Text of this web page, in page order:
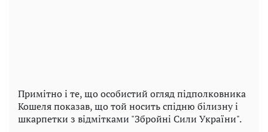
Примітно і те, що особистий огляд підполковника
Кошеля показав, що той носить спідню білизну і
шкарпетки з відмітками "Збройні Сили України".